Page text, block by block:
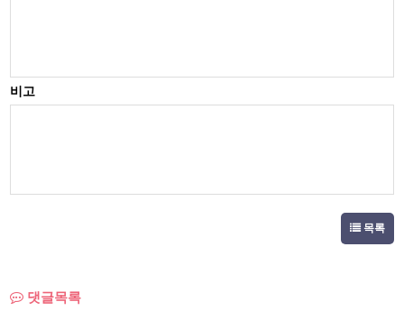
비고
목록
댓글목록